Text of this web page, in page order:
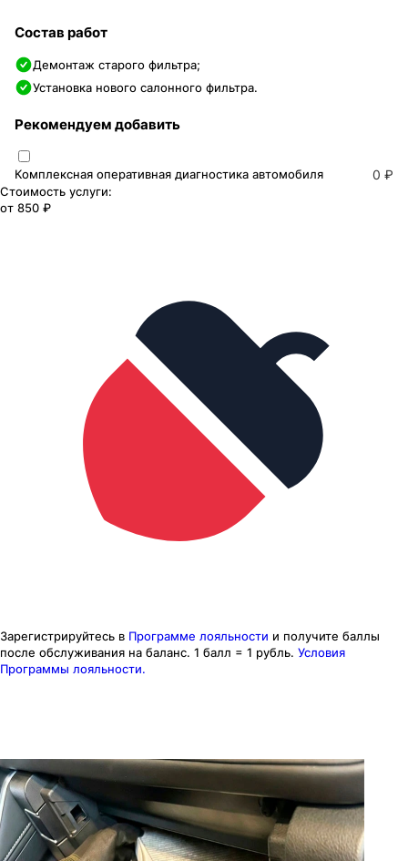
Состав работ
Демонтаж старого фильтра;
Установка нового салонного фильтра.
Рекомендуем добавить
Комплексная оперативная диагностика автомобиля 0 ₽
Стоимость услуги:
от 850 ₽
Зарегистрируйтесь в Программе лояльности и получите баллы
после обслуживания на баланс. 1 балл = 1 рубль. Условия
Программы лояльности.